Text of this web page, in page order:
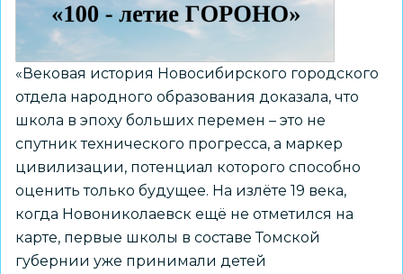
История
«Вековая история Новосибирского городского
отдела народного образования доказала, что
школа в эпоху больших перемен – это не
спутник технического прогресса, а маркер
цивилизации, потенциал которого способно
оценить только будущее. На излёте 19 века,
когда Новониколаевск ещё не отметился на
карте, первые школы в составе Томской
губернии уже принимали детей